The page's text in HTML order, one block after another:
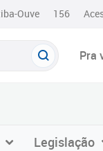
Ouve 156
Pra
Legislação